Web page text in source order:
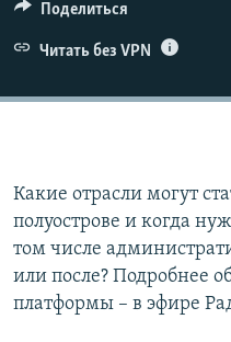
Поделиться
Читать без VPN
Какие отрасли могут
полуострове и когда
том числе
или после? Подробнее
платформы – в эфире